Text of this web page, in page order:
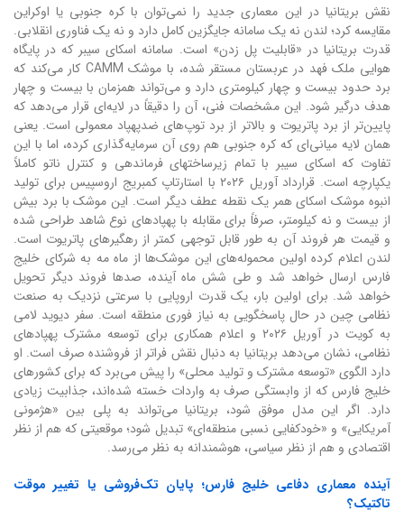
نقش بریتانیا در این معماری جدید را نمی‌توان با کره جنوبی یا اوکراین
مقایسه کرد؛ لندن نه یک سامانه جایگزین کامل دارد و نه یک فناوری انقلابی.
قدرت بریتانیا در «قابلیت پل زدن» است. سامانه اسکای سیبر که در پایگاه
هوایی ملک فهد در عربستان مستقر شده، با موشک CAMM کار می‌کند که
برد حدود بیست و چهار کیلومتری دارد و می‌تواند همزمان با بیست و چهار
هدف درگیر شود. این مشخصات فنی، آن را دقیقاً در لایه‌ای قرار می‌دهد که
پایین‌تر از برد پاتریوت و بالاتر از برد توپ‌های ضدپهپاد معمولی است. یعنی
همان لایه میانی‌ای که کره جنوبی هم روی آن سرمایه‌گذاری کرده، اما با این
تفاوت که اسکای سیبر با تمام زیرساختهای فرماندهی و کنترل ناتو کاملاً
یکپارچه است. قرارداد آوریل ۲۰۲۶ با استارتاپ کمبریج اروسپیس برای تولید
انبوه موشک اسکای همر یک نقطه عطف دیگر است. این موشک با برد بیش
از بیست و نه کیلومتر، صرفاً برای مقابله با پهپادهای نوع شاهد طراحی شده
و قیمت هر فروند آن به طور قابل توجهی کمتر از رهگیرهای پاتریوت است.
لندن اعلام کرده اولین محموله‌های این موشک‌ها از ماه مه به شرکای خلیج
فارس ارسال خواهد شد و طی شش ماه آینده، صدها فروند دیگر تحویل
خواهد شد. برای اولین بار، یک قدرت اروپایی با سرعتی نزدیک به صنعت
نظامی چین در حال پاسخگویی به نیاز فوری منطقه است. سفر دیوید لامی
به کویت در آوریل ۲۰۲۶ و اعلام همکاری برای توسعه مشترک پهپادهای
نظامی، نشان می‌دهد بریتانیا به دنبال نقش فراتر از فروشنده صرف است. او
دارد الگوی «توسعه مشترک و تولید محلی» را پیش می‌برد که برای کشورهای
خلیج فارس که از وابستگی صرف به واردات خسته شده‌اند، جذابیت زیادی
دارد. اگر این مدل موفق شود، بریتانیا می‌تواند به پلی بین «هژمونی
آمریکایی» و «خودکفایی نسبی منطقه‌ای» تبدیل شود؛ موقعیتی که هم از نظر
اقتصادی و هم از نظر سیاسی، هوشمندانه به نظر می‌رسد.
آینده معماری دفاعی خلیج فارس؛ پایان تک‌فروشی یا تغییر موقت
تاکتیک؟